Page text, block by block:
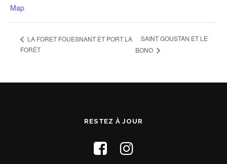
Map
LA FORET FOUESNANT ET PORT LA
FORÊT
SAINT GOUSTAN ET LE
BONO
RESTEZ À JOUR